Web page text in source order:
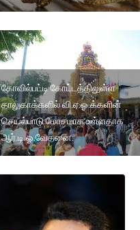
கோவில்பட்டி கோட்டத்திலுள்ள
தாலுகாக்களில் வி.ஏ.ஓ.க்களின்
செயல்பாடு மோசமாக உள்ளதாக
ஆர்.டி.ஓ.வேதனை.